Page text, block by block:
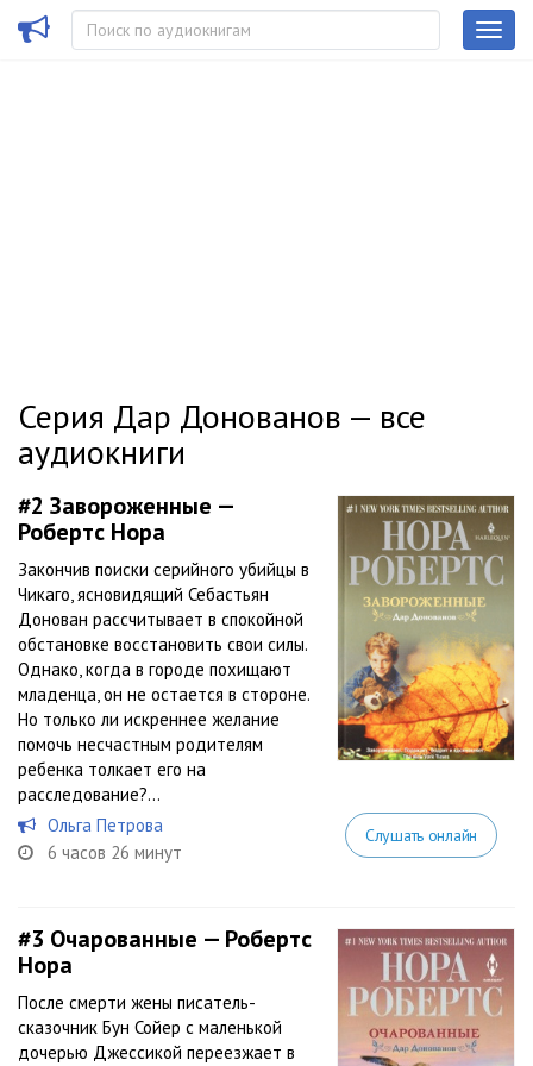
Серия Дар Донованов — все
аудиокниги
#2 Завороженные —
Робертс Нора
Закончив поиски серийного убийцы в
Чикаго, ясновидящий Себастьян
Донован рассчитывает в спокойной
обстановке восстановить свои силы.
Однако, когда в городе похищают
младенца, он не остается в стороне.
Но только ли искреннее желание
помочь несчастным родителям
ребенка толкает его на
расследование?...
Ольга Петрова
6 часов 26 минут
Слушать онлайн
#3 Очарованные — Робертс
Нора
После смерти жены писатель-
сказочник Бун Сойер с маленькой
дочерью Джессикой переезжает в